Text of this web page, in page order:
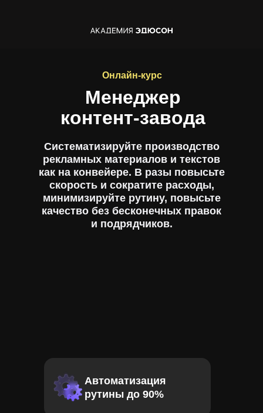
Менеджер
контент-завода
Онлайн-курс
Систематизируйте производство
рекламных материалов и текстов
как на конвейере. В разы повысьте
скорость и сократите расходы,
минимизируйте рутину, повысьте
качество без бесконечных правок
и подрядчиков.
Автоматизация
рутины до 90%